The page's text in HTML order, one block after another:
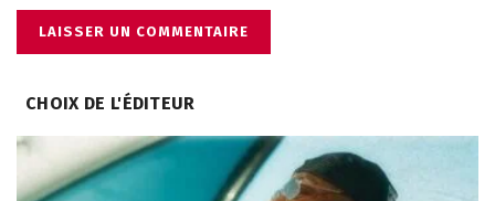
CHOIX DE L'ÉDITEUR